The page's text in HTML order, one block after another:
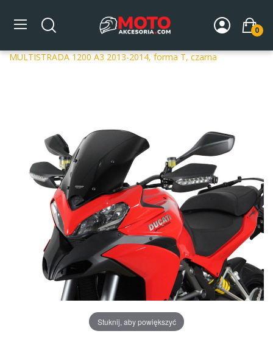
0
Strona główna DLA MOTOCYKLA Szyby
Szyby
MULTISTRADA 1200 A3 2013-2014, forma T, czarna
Stuknij, aby powiększyć